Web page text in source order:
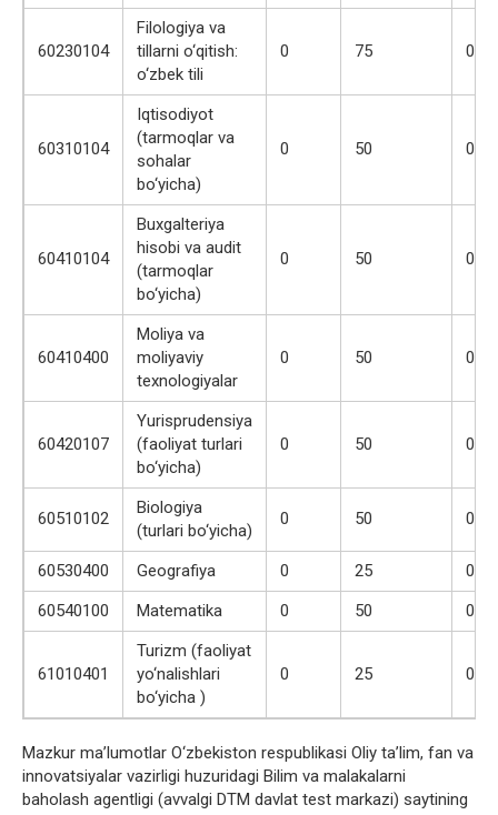
60230104
Filologiya va
tillarni o‘qitish:
o‘zbek tili
0 75 0
60310104
Iqtisodiyot
(tarmoqlar va
sohalar
bo‘yicha)
0 50 0
60410104
Buxgalteriya
hisobi va audit
(tarmoqlar
bo‘yicha)
0 50 0
60410400
Moliya va
moliyaviy
texnologiyalar
0 50 0
60420107
Yurisprudensiya
(faoliyat turlari
bo‘yicha)
0 50 0
60510102
Biologiya
(turlari bo‘yicha)
0 50 0
60530400 Geografiya 0 25
0
60540100
Matematika 0 50 0
61010401
Turizm (faoliyat
yo‘nalishlari
bo‘yicha )
0 25 0
Mazkur ma’lumotlar O‘zbekiston respublikasi Oliy ta’lim, fan va
innovatsiyalar vazirligi huzuridagi Bilim va malakalarni
baholash agentligi (avvalgi DTM davlat test markazi) saytining